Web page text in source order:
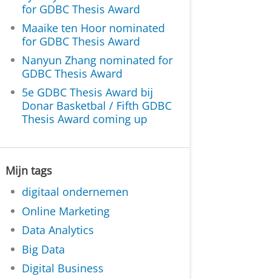
for GDBC Thesis Award
Maaike ten Hoor nominated
for GDBC Thesis Award
Nanyun Zhang nominated for
GDBC Thesis Award
5e GDBC Thesis Award bij
Donar Basketbal / Fifth GDBC
Thesis Award coming up
Mijn tags
digitaal ondernemen
Online Marketing
Data Analytics
Big Data
Digital Business